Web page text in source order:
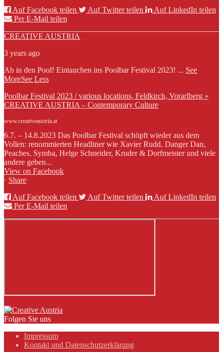
Auf Facebook teilen
Auf Twitter teilen
Auf LinkedIn teilen
Per E-Mail teilen
CREATIVE AUSTRIA
3 years ago
Ab in den Pool! Eintauchen ins Poolbar Festival 2023! ... See
MoreSee Less
Poolbar Festival 2023 / various locations, Feldkirch, Vorarlberg »
CREATIVE AUSTRIA – Contemporary Culture
www.creativeaustria.at
6.7. – 14.8.2023 Das Poolbar Festival schöpft wieder aus dem
Vollen: renommierten Headliner wie Xavier Rudd, Danger Dan,
Peaches, Symba, Helge Schneider, Kruder & Dorfmeister und viele
andere geben...
View on Facebook
· Share
Auf Facebook teilen
Auf Twitter teilen
Auf LinkedIn teilen
Per E-Mail teilen
Folgen Sie uns
Impressum
Kontakt und Datenschutzerklärung